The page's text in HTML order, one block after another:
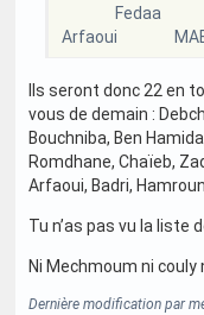
Fedaa
Arfaoui
Ils seront donc 22 en
vous de demain :
Bouchniba, Ben
Romdhane, Chaïeb,
Arfaoui, Badri,
Tu n’as pas vu la liste
Ni Mechmoum ni
Dernière modification par